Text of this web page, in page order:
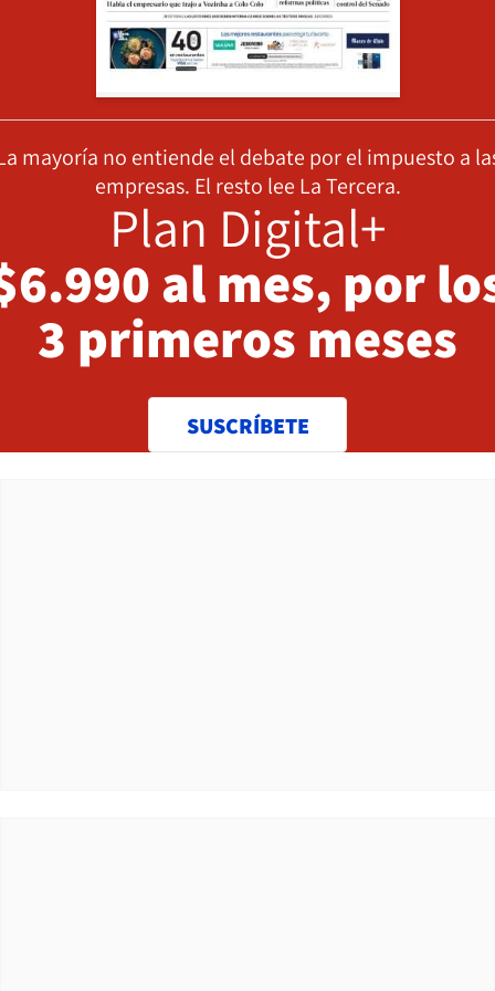
mayoría no entiende el debate por el impuesto a
empresas. El resto lee La Tercera.
Plan Digital+
al mes, por
3 primeros meses
SUSCRÍBETE